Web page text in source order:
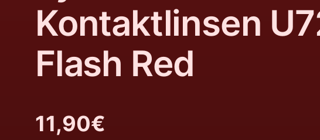
Kontaktlinsen
Flash Red
11,90€